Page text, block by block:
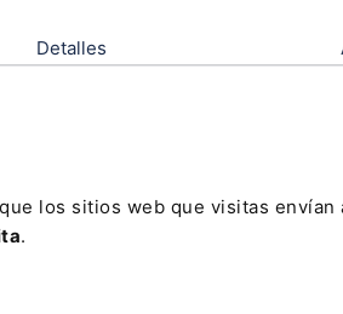
Detalles
que los sitios web que visitas envían
.
paso estratégico nos permite
para continuar con la
de Mibor Asesores nos
un equipo con gran
expresado
de Afianza, una compañía
integrales para todo
asesores fiscales y